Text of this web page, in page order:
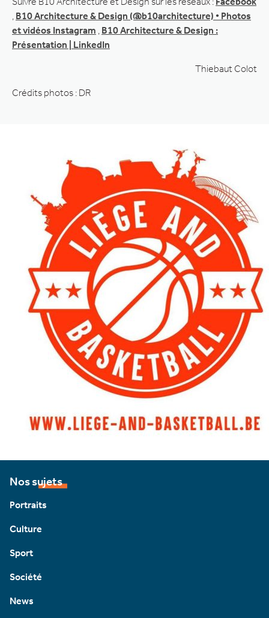
B10 Architecture & Design (@b10architecture) • Photos
et vidéos Instagram B10 Architecture & Design :
Présentation | LinkedIn
Thiebaut Colot
Crédits photos : DR
Nos sujets
Portraits
Culture
Sport
Société
News